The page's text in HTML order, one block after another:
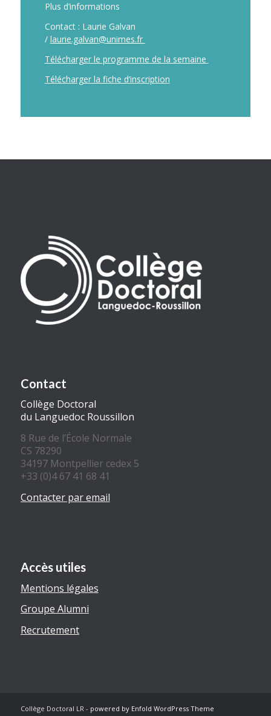
Plus d’informations
Contact : Laurie Galvan
/ laurie.galvan@unimes.fr
Télécharger le programme de la semaine
Télécharger la fiche d’inscription
Contact
Collège Doctoral
du Languedoc Roussillon
8 Rue de l’École Normale
CS 78290
34197 Montpellier cedex 5
+33 (0)4 67 41 68 41
Contacter par email
Accès utiles
Mentions légales
Groupe Alumni
Recrutement
Collège Doctoral LR - powered by Enfold WordPress Theme